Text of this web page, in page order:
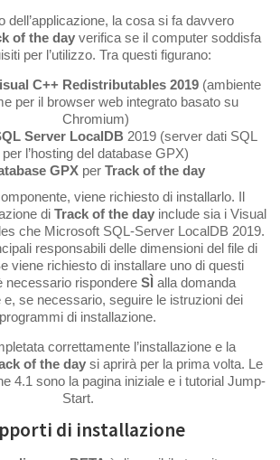
dell’applicazione, la cosa si fa davvero
of the dayverifica se il computer soddisfa
per l’utilizzo. Tra questi figurano:
C++ Redistributables 2019(ambiente
per il browser web integrato basato su
Chromium)
Server LocalDB 2019 (server dati SQL
per l’hosting del database GPX)
GPXper Track of the day
viene richiesto di installarlo. Il
di Track of the dayinclude sia i Visual
che Microsoft SQL-Server LocalDB 2019.
responsabili delle dimensioni del file di
viene richiesto di installare uno di questi
necessario rispondere SÌ alla domanda
se necessario, seguire le istruzioni dei
programmi di installazione.
correttamente l’installazione e la
of the day si aprirà per la prima volta. Le
4.1 sono la pagina iniziale e i tutorial Jump-
Start.
di installazione